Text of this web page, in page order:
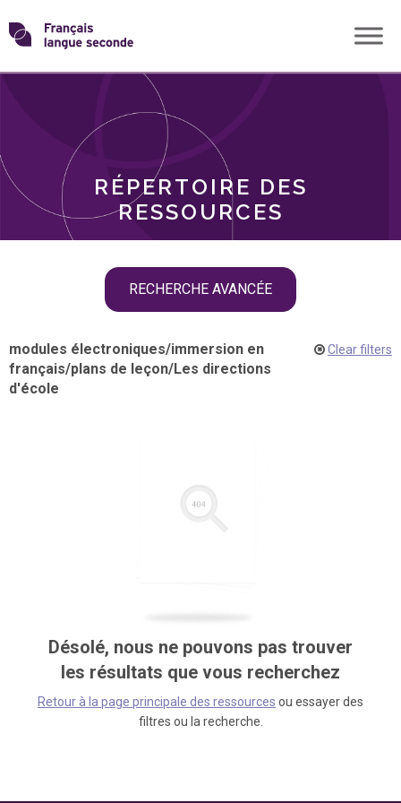
Skip
toTransformons
langue
RÉPERTOIRE DES
RESSOURCES
RECHERCHE AVANCÉE
THÈMES
modules électroniques/immersion en
français/plans de leçon/Les directions
d'école
Clear filters
Désolé, nous ne pouvons pas trouver
les résultats que vous recherchez
Retour à la page principale des ressources ou essayer des
filtres ou la recherche.